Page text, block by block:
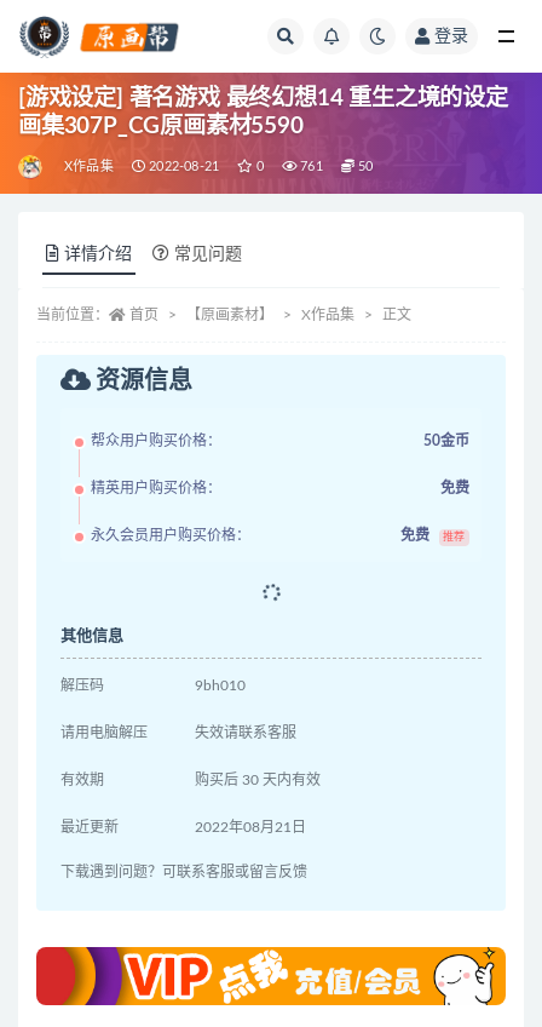
登录
[游戏设定] 著名游戏 最终幻想14 重生之境的设定
画集307P_CG原画素材5590
X作品集 2022-08-21 0 761 50
详情介绍 常见问题
当前位置： 首页 【原画素材】 X作品集 正文
资源信息
帮众用户购买价格： 50金币
精英用户购买价格： 免费
永久会员用户购买价格： 免费 推荐
其他信息
解压码 9bh010
请用电脑解压 失效请联系客服
有效期 购买后 30 天内有效
最近更新 2022年08月21日
下载遇到问题？可联系客服或留言反馈